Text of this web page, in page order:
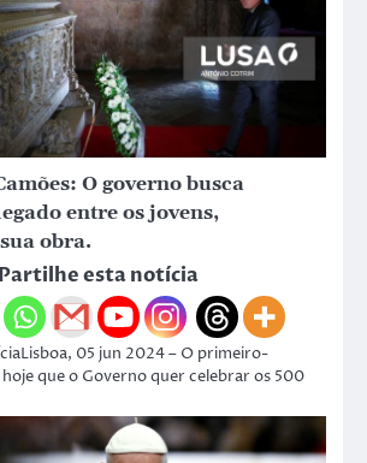
O governo busca
entre os jovens,
obra.
Partilhe esta notícia
05 jun 2024 – O primeiro-
que o Governo quer celebrar os 500